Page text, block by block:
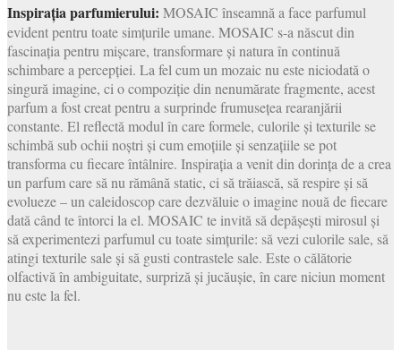
Inspirația parfumierului: MOSAIC înseamnă a face parfumul
evident pentru toate simțurile umane. MOSAIC s-a născut din
fascinația pentru mișcare, transformare și natura în continuă
schimbare a percepției. La fel cum un mozaic nu este niciodată o
singură imagine, ci o compoziție din nenumărate fragmente, acest
parfum a fost creat pentru a surprinde frumusețea rearanjării
constante. El reflectă modul în care formele, culorile și texturile se
schimbă sub ochii noștri și cum emoțiile și senzațiile se pot
transforma cu fiecare întâlnire. Inspirația a venit din dorința de a crea
un parfum care să nu rămână static, ci să trăiască, să respire și să
evolueze – un caleidoscop care dezvăluie o imagine nouă de fiecare
dată când te întorci la el. MOSAIC te invită să depășești mirosul și
să experimentezi parfumul cu toate simțurile: să vezi culorile sale, să
atingi texturile sale și să gusti contrastele sale. Este o călătorie
olfactivă în ambiguitate, surpriză și jucăușie, în care niciun moment
nu este la fel.